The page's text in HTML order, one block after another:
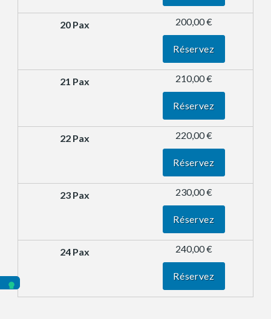
200,00 €
Réservez
210,00 €
Réservez
220,00 €
Réservez
230,00 €
Réservez
240,00 €
Réservez